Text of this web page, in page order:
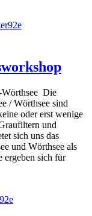
Wörthsee Die
/ Wörthsee sind
oder erst wenige
und
sich uns das
und Wörthsee als
ergeben sich für